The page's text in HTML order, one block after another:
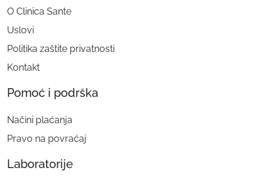
O Clinica Sante
Uslovi
Politika zaštite privatnosti
Kontakt
Pomoć i podrška
Načini plaćanja
Pravo na povraćaj
Laboratorije